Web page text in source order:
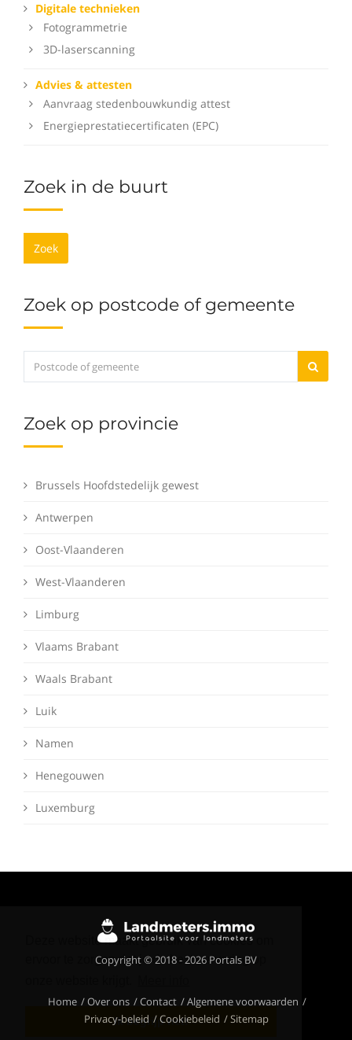
Deze website maakt gebruik van cookies om
ervoor te zorgen dat je de beste ervaring op
Ik begrijp het!
Digitale technieken
Fotogrammetrie
3D-laserscanning
Advies & attesten
Aanvraag stedenbouwkundig attest
Energieprestatiecertificaten (EPC)
Zoek in de buurt
Zoek
Zoek op postcode of gemeente
Zoek op provincie
Brussels Hoofdstedelijk gewest
Antwerpen
Oost-Vlaanderen
West-Vlaanderen
Limburg
Vlaams Brabant
Waals Brabant
Luik
Namen
Henegouwen
Luxemburg
Copyright © 2018 - 2026 Portals BV
Home Over ons Contact
Algemene voorwaarden
Privacy-beleid
Cookiebeleid Sitemap